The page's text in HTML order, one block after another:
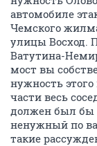
автомобиле
Чемского
улицы Восход.
Ватутина-
мост вы
нужность
части весь
должен был бы
ненужный по
такие